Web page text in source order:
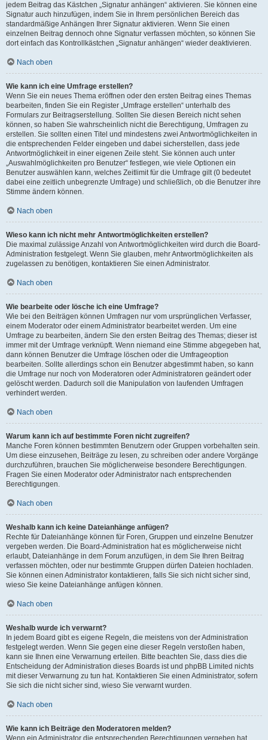
jedem Beitrag das Kästchen „Signatur anhängen“ aktivieren. Sie können eine
Signatur auch hinzufügen, indem Sie in Ihrem persönlichen Bereich das
standardmäßige Anhängen Ihrer Signatur aktivieren. Wenn Sie einen
einzelnen Beitrag dennoch ohne Signatur verfassen möchten, so können Sie
dort einfach das Kontrollkästchen „Signatur anhängen“ wieder deaktivieren.
Nach oben
Wie kann ich eine Umfrage erstellen?
Wenn Sie ein neues Thema eröffnen oder den ersten Beitrag eines Themas
bearbeiten, finden Sie ein Register „Umfrage erstellen“ unterhalb des
Formulars zur Beitragserstellung. Sollten Sie diesen Bereich nicht sehen
können, so haben Sie wahrscheinlich nicht die Berechtigung, Umfragen zu
erstellen. Sie sollten einen Titel und mindestens zwei Antwortmöglichkeiten in
die entsprechenden Felder eingeben und dabei sicherstellen, dass jede
Antwortmöglichkeit in einer eigenen Zeile steht. Sie können auch unter
„Auswahlmöglichkeiten pro Benutzer“ festlegen, wie viele Optionen ein
Benutzer auswählen kann, welches Zeitlimit für die Umfrage gilt (0 bedeutet
dabei eine zeitlich unbegrenzte Umfrage) und schließlich, ob die Benutzer ihre
Stimme ändern können.
Nach oben
Wieso kann ich nicht mehr Antwortmöglichkeiten erstellen?
Die maximal zulässige Anzahl von Antwortmöglichkeiten wird durch die Board-
Administration festgelegt. Wenn Sie glauben, mehr Antwortmöglichkeiten als
zugelassen zu benötigen, kontaktieren Sie einen Administrator.
Nach oben
Wie bearbeite oder lösche ich eine Umfrage?
Wie bei den Beiträgen können Umfragen nur vom ursprünglichen Verfasser,
einem Moderator oder einem Administrator bearbeitet werden. Um eine
Umfrage zu bearbeiten, ändern Sie den ersten Beitrag des Themas; dieser ist
immer mit der Umfrage verknüpft. Wenn niemand eine Stimme abgegeben hat,
dann können Benutzer die Umfrage löschen oder die Umfrageoption
bearbeiten. Sollte allerdings schon ein Benutzer abgestimmt haben, so kann
die Umfrage nur noch von Moderatoren oder Administratoren geändert oder
gelöscht werden. Dadurch soll die Manipulation von laufenden Umfragen
verhindert werden.
Nach oben
Warum kann ich auf bestimmte Foren nicht zugreifen?
Manche Foren können bestimmten Benutzern oder Gruppen vorbehalten sein.
Um diese einzusehen, Beiträge zu lesen, zu schreiben oder andere Vorgänge
durchzuführen, brauchen Sie möglicherweise besondere Berechtigungen.
Fragen Sie einen Moderator oder Administrator nach entsprechenden
Berechtigungen.
Nach oben
Weshalb kann ich keine Dateianhänge anfügen?
Rechte für Dateianhänge können für Foren, Gruppen und einzelne Benutzer
vergeben werden. Die Board-Administration hat es möglicherweise nicht
erlaubt, Dateianhänge in dem Forum anzufügen, in dem Sie Ihren Beitrag
verfassen möchten, oder nur bestimmte Gruppen dürfen Dateien hochladen.
Sie können einen Administrator kontaktieren, falls Sie sich nicht sicher sind,
wieso Sie keine Dateianhänge anfügen können.
Nach oben
Weshalb wurde ich verwarnt?
In jedem Board gibt es eigene Regeln, die meistens von der Administration
festgelegt werden. Wenn Sie gegen eine dieser Regeln verstoßen haben,
kann sie Ihnen eine Verwarnung erteilen. Bitte beachten Sie, dass dies die
Entscheidung der Administration dieses Boards ist und phpBB Limited nichts
mit dieser Verwarnung zu tun hat. Kontaktieren Sie einen Administrator, sofern
Sie sich die nicht sicher sind, wieso Sie verwarnt wurden.
Nach oben
Wie kann ich Beiträge den Moderatoren melden?
Wenn ein Administrator die entsprechenden Berechtigungen vergeben hat,